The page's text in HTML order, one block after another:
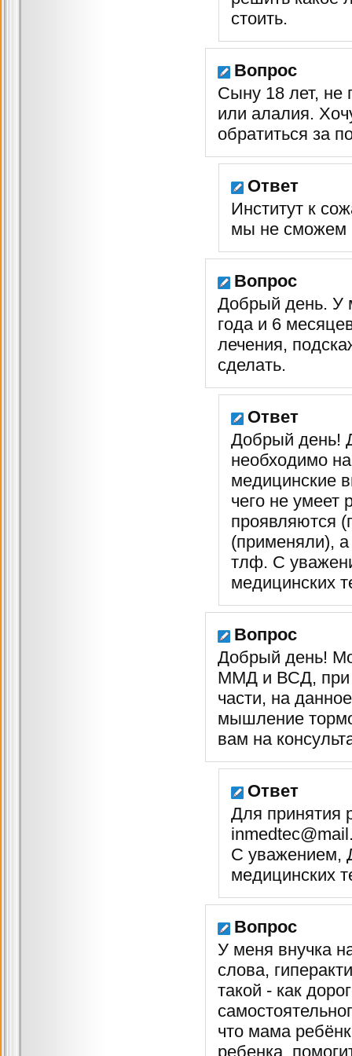
стоить.
Вопрос
Сыну 18 лет, не
или алалия.
обратиться за
Ответ
Институт к
мы не сможем
Вопрос
Добрый день. У
года и 6
лечения,
сделать.
Ответ
Добрый день!
необходимо
медицинские
чего не умеет
проявляются
(применяли),
тлф. С
медицинских
Вопрос
Добрый день!
ММД и ВСД, при
части, на
мышление
вам на
Ответ
Для принятия
С уважением,
медицинских
Вопрос
У меня внучка
слова,
такой - как
что мама
ребенка,